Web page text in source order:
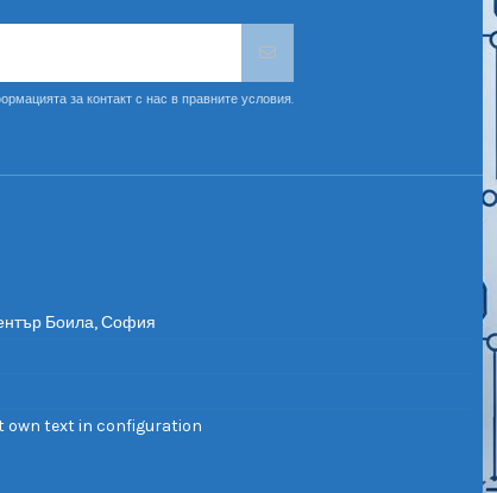
за контакт с нас в правните условия.
Боила, София
own text in configuration